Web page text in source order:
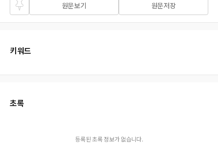
즐겨
찾기
원문보기 원문저장
키워드
초록
등록된 초록 정보가 없습니다.